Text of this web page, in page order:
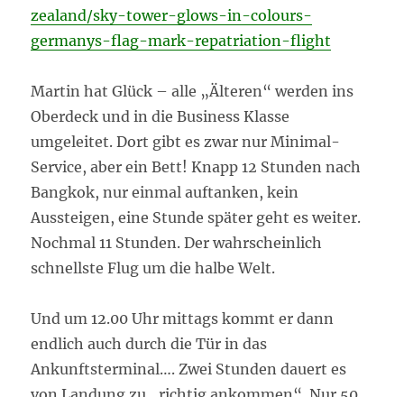
zealand/sky-tower-glows-in-colours-
germanys-flag-mark-repatriation-flight
Martin hat Glück – alle „Älteren“ werden ins
Oberdeck und in die Business Klasse
umgeleitet. Dort gibt es zwar nur Minimal-
Service, aber ein Bett! Knapp 12 Stunden nach
Bangkok, nur einmal auftanken, kein
Aussteigen, eine Stunde später geht es weiter.
Nochmal 11 Stunden. Der wahrscheinlich
schnellste Flug um die halbe Welt.
Und um 12.00 Uhr mittags kommt er dann
endlich auch durch die Tür in das
Ankunftsterminal…. Zwei Stunden dauert es